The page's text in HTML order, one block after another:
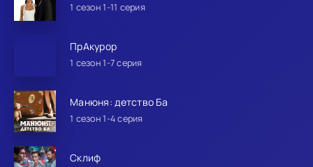
1 сезон 1-11 серия
ПрАкурор
1 сезон 1-7 серия
Манюня: детство Ба
1 сезон 1-4 серия
Склиф